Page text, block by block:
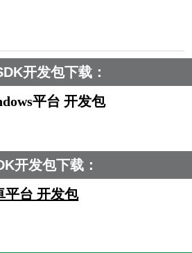
开发包下载：
平台 开发包
开发包下载：
台 开发包